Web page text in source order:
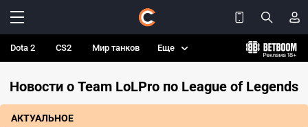
Dota 2 CS2 Мир танков Еще
Новости о Team LoLPro по League of Legends
АКТУАЛЬНОЕ